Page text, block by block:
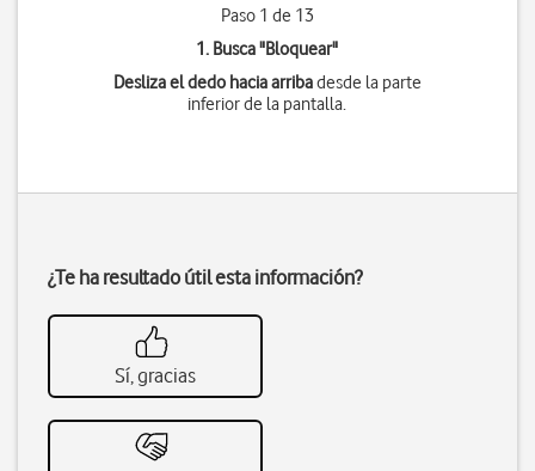
Paso 1 de 13
1. Busca "Bloquear"
Desliza el dedo hacia arribadesde la parte
inferior de la pantalla.
¿Te ha resultado útil esta información?
Sí, gracias